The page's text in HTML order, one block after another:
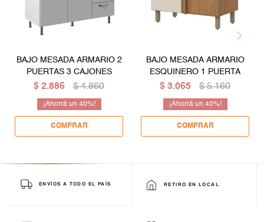
BAJO MESADA ARMARIO 2
PUERTAS 3 CAJONES
$ 2.886 $ 4.860
40
BAJO MESADA ARMARIO
ESQUINERO 1 PUERTA
$ 3.065 $ 5.160
40
ENVÍOS A TODO EL PAÍS RETIRO EN LOCAL